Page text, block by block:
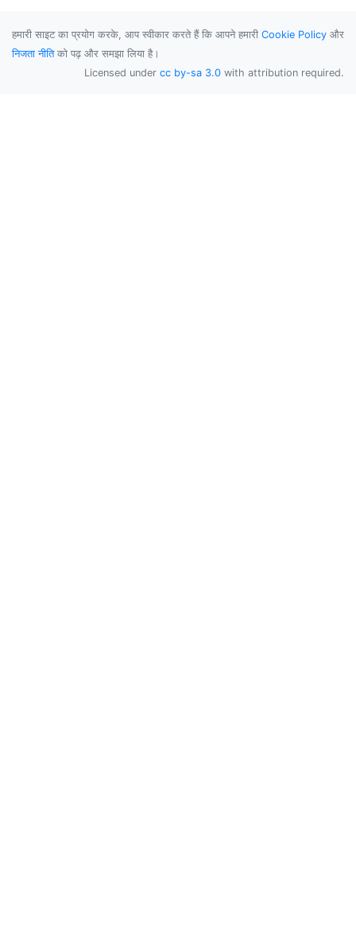
हमारी साइट का प्रयोग करके, आप स्वीकार करते हैं कि आपने हमारी Cookie Policy और
निजता नीतिको पढ़ और समझा लिया है।
Licensed under cc by-sa 3.0 with attribution required.